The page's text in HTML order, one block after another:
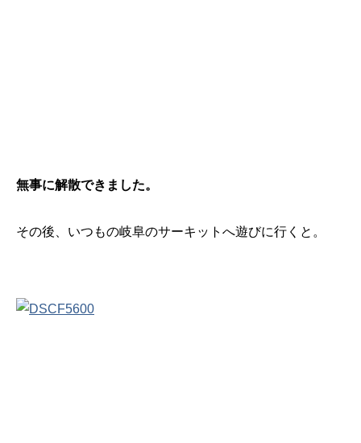
無事に解散できました。
その後、いつもの岐阜のサーキットへ遊びに行くと。